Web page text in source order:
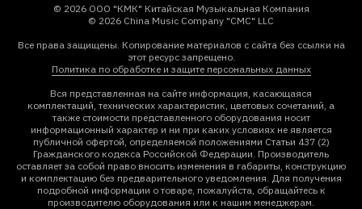
© 2026 ООО "КМК" Китайская Музыкальная Компания
© 2026 China Music Company "CMC" LLC
Все права защищены. Копирование материалов с сайта без ссылки на
этот ресурс запрещено.
Политика по обработке и защите персональных данных
Вся представленная на сайте информация, касающаяся
комплектаций, технических характеристик, цветовых сочетаний, а
также стоимости представленного оборудования носит
информационный характер и ни при каких условиях не является
публичной офертой, определяемой положениями Статьи 437 (2)
Гражданского кодекса Российской Федерации. Производитель
оставляет за собой право вносить изменения в габариты, конструкцию
и комплектацию без предварительного уведомления. Для получения
подробной информации о товаре, пожалуйста, обращайтесь к
производителю оборудования или к нашим менеджерам.